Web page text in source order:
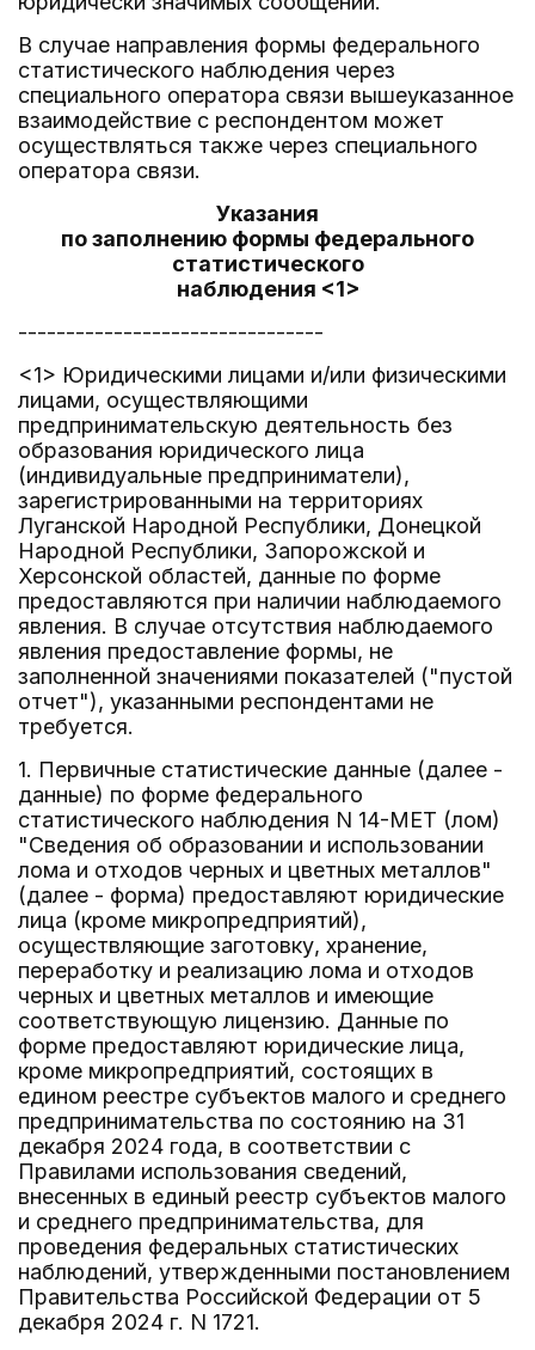
В случае направления формы федерального
статистического наблюдения через
специального оператора связи вышеуказанное
взаимодействие с респондентом может
осуществляться также через специального
оператора связи.
Указания
по заполнению формы федерального
статистического
наблюдения <1>
--------------------------------
<1> Юридическими лицами и/или физическими
лицами, осуществляющими
предпринимательскую деятельность без
образования юридического лица
(индивидуальные предприниматели),
зарегистрированными на территориях
Луганской Народной Республики, Донецкой
Народной Республики, Запорожской и
Херсонской областей, данные по форме
предоставляются при наличии наблюдаемого
явления. В случае отсутствия наблюдаемого
явления предоставление формы, не
заполненной значениями показателей ("пустой
отчет"), указанными респондентами не
требуется.
1. Первичные статистические данные (далее -
данные) по форме федерального
статистического наблюдения N 14-МЕТ (лом)
"Сведения об образовании и использовании
лома и отходов черных и цветных металлов"
(далее - форма) предоставляют юридические
лица (кроме микропредприятий),
осуществляющие заготовку, хранение,
переработку и реализацию лома и отходов
черных и цветных металлов и имеющие
соответствующую лицензию. Данные по
форме предоставляют юридические лица,
кроме микропредприятий, состоящих в
едином реестре субъектов малого и среднего
предпринимательства по состоянию на 31
декабря 2024 года, в соответствии с
Правилами использования сведений,
внесенных в единый реестр субъектов малого
и среднего предпринимательства, для
проведения федеральных статистических
наблюдений, утвержденными постановлением
Правительства Российской Федерации от 5
декабря 2024 г. N 1721.